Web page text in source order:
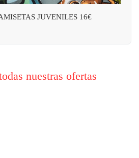
JUVENILES 16€
nuestras ofertas